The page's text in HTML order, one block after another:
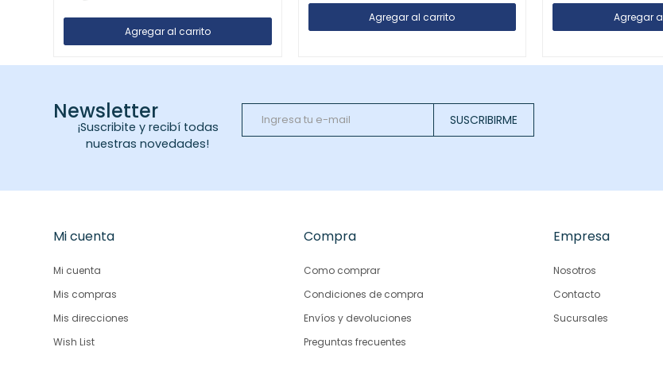
Newsletter
¡Suscribite y recibí todas
nuestras novedades!
SUSCRIBIRME
Mi cuenta
Mi cuenta
Mis compras
Mis direcciones
Wish List
Compra
Como comprar
Condiciones de compra
Envíos y devoluciones
Preguntas frecuentes
Empresa
Nosotros
Contacto
Sucursales